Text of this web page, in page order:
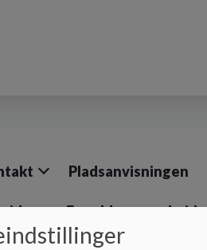
Pladsanvisningen
Forældresamarbejde